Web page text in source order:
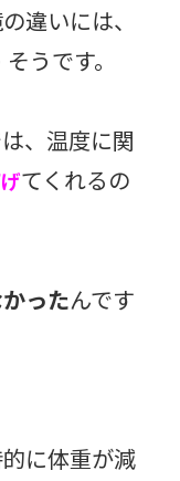
違いには、
そうです。
、温度に関
てくれるの
ったんです
に体重が減